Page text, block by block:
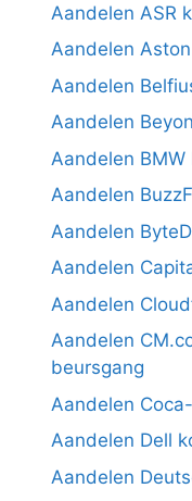
Aandelen ASR
Aandelen
Aandelen
Aandelen
Aandelen BMW
Aandelen
Aandelen
Aandelen
Aandelen
Aandelen
beursgang
Aandelen
Aandelen Dell
Aandelen